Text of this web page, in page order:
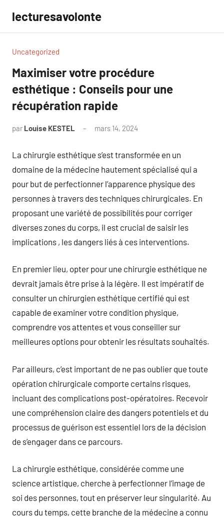
contenu
lecturesavolonte
Uncategorized
Maximiser votre procédure
esthétique : Conseils pour une
récupération rapide
par Louise KESTEL mars 14, 2024
La chirurgie esthétique s’est transformée en un
domaine de la médecine hautement spécialisé qui a
pour but de perfectionner l’apparence physique des
personnes à travers des techniques chirurgicales. En
proposant une variété de possibilités pour corriger
diverses zones du corps, il est crucial de saisir les
implications , les dangers liés à ces interventions.
En premier lieu, opter pour une chirurgie esthétique ne
devrait jamais être prise à la légère. Il est impératif de
consulter un chirurgien esthétique certifié qui est
capable de examiner votre condition physique,
comprendre vos attentes et vous conseiller sur
meilleures options pour obtenir les résultats souhaités.
Par ailleurs, c’est important de ne pas oublier que toute
opération chirurgicale comporte certains risques,
incluant des complications post-opératoires. Recevoir
une compréhension claire des dangers potentiels et du
processus de guérison est essentiel lors de la décision
de s’engager dans ce parcours.
La chirurgie esthétique, considérée comme une
science artistique, cherche à perfectionner l’image de
soi des personnes, tout en préserver leur singularité. Au
cours du temps, cette branche de la médecine a connu